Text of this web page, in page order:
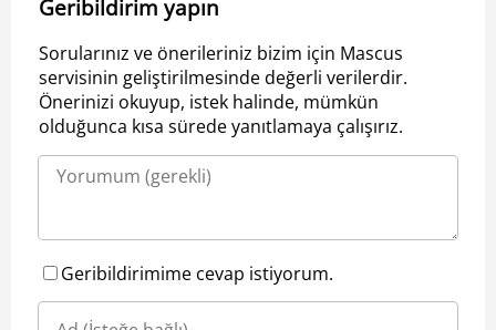
Geribildirim yapın
Sorularınız ve önerileriniz bizim için Mascus
servisinin geliştirilmesinde değerli verilerdir.
Önerinizi okuyup, istek halinde, mümkün
olduğunca kısa sürede yanıtlamaya çalışırız.
Geribildirimime cevap istiyorum.